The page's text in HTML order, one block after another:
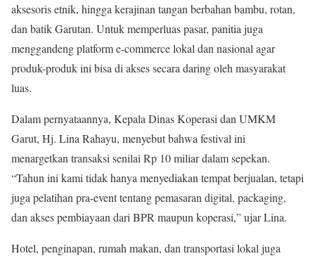
aksesoris etnik, hingga kerajinan tangan berbahan bambu, rotan,
dan batik Garutan. Untuk memperluas pasar, panitia juga
menggandeng platform e-commerce lokal dan nasional agar
produk-produk ini bisa di akses secara daring oleh masyarakat
luas.
Dalam pernyataannya, Kepala Dinas Koperasi dan UMKM
Garut, Hj. Lina Rahayu, menyebut bahwa festival ini
menargetkan transaksi senilai Rp 10 miliar dalam sepekan.
“Tahun ini kami tidak hanya menyediakan tempat berjualan, tetapi
juga pelatihan pra-event tentang pemasaran digital, packaging,
dan akses pembiayaan dari BPR maupun koperasi,” ujar Lina.
Hotel, penginapan, rumah makan, dan transportasi lokal juga